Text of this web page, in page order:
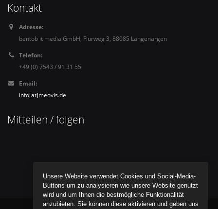
Kontakt
Adresse:
bentob it media GmbH, Flurweg 3, 88085 Langenargen
Telefon:
+49 (0) 7543 / 91 31 55
Email:
info[at]meovis.de
Mitteilen / folgen
Unsere Website verwendet Cookies und Social-Media-
Buttons um zu analysieren wie unsere Website genutzt
wird und um Ihnen die bestmögliche Funktionalität
anzubieten. Sie können diese aktivieren und geben uns